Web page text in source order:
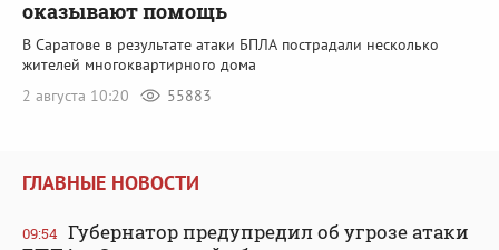
оказывают помощь
В Саратове в результате атаки БПЛА пострадали несколько
жителей многоквартирного дома
2 августа 10:20
55883
ГЛАВНЫЕ НОВОСТИ
09:54 Губернатор предупредил об угрозе атаки